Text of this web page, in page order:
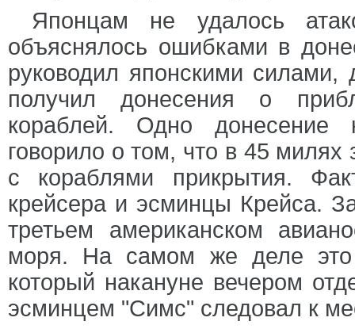
Японцам не удалось
объяснялось ошибками в
руководил японскими
получил донесения о
кораблей. Одно донесение
говорило о том, что в 45
с кораблями прикрытия.
крейсера и эсминцы Крейса.
третьем американском
моря. На самом же деле это
который накануне вечером
эсминцем "Симс" следовал к